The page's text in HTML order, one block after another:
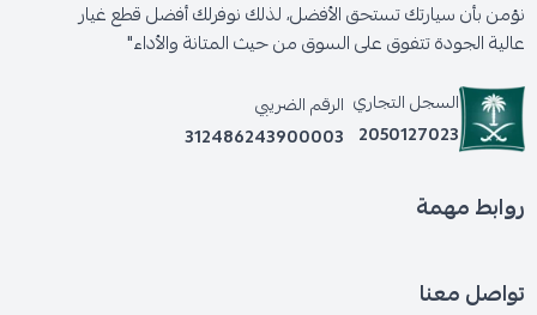
*ارتفاع درجة حرارة منظومة الفرامل بشكل أسرع.
*احتمالية تلف أجزاء أخرى من منظومة الفرامل.
نؤمن بأن سيارتك تستحق الأفضل، لذلك نوفرلك أفضل قطع غيار
عالية الجودة تتفوق على السوق من حيث المتانة والأداء"
السجل التجاري
2050127023
الرقم الضريبي
312486243900003
روابط مهمة
تواصل معنا